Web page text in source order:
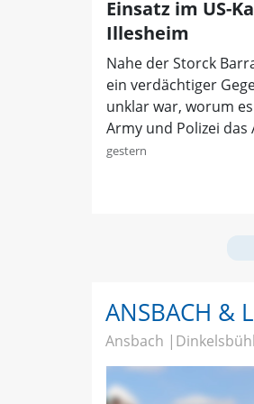
Einsatz im US-
Illesheim
Nahe der Storck
ein verdächtiger
unklar war, worum
Army und Polizei das
gestern
ANSBACH &
Ansbach Dinkelsbühl